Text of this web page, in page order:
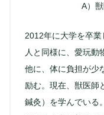
A）
2012年に大学を卒業
人と同様に、愛玩動
他に、体に負担が少
励む。現在、獣医師
鍼灸）を学んでいる